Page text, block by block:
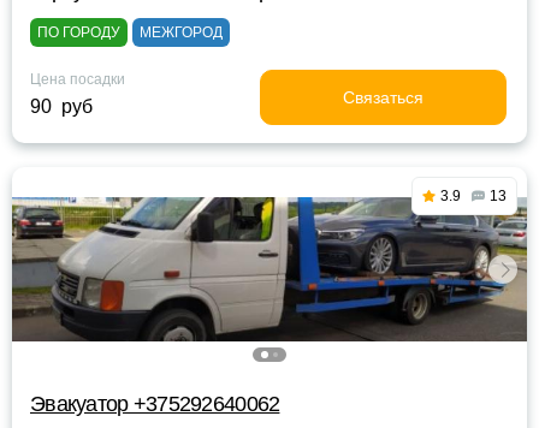
ПО ГОРОДУ МЕЖГОРОД
Цена посадки
90 руб Связаться
3.9 13
Эвакуатор +375292640062